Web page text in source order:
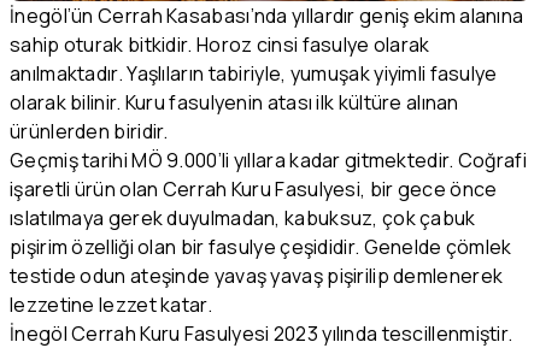
İnegöl’ün Cerrah Kasabası’nda yıllardır geniş ekim alanına
sahip oturak bitkidir. Horoz cinsi fasulye olarak
anılmaktadır. Yaşlıların tabiriyle, yumuşak yiyimli fasulye
olarak bilinir. Kuru fasulyenin atası ilk kültüre alınan
ürünlerden biridir.
Geçmiş tarihi MÖ 9.000’li yıllara kadar gitmektedir. Coğrafi
işaretli ürün olan Cerrah Kuru Fasulyesi, bir gece önce
ıslatılmaya gerek duyulmadan, kabuksuz, çok çabuk
pişirim özelliği olan bir fasulye çeşididir. Genelde çömlek
testide odun ateşinde yavaş yavaş pişirilip demlenerek
lezzetine lezzet katar.
İnegöl Cerrah Kuru Fasulyesi 2023 yılında tescillenmiştir.